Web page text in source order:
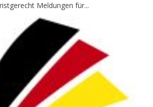
Meldungen für...